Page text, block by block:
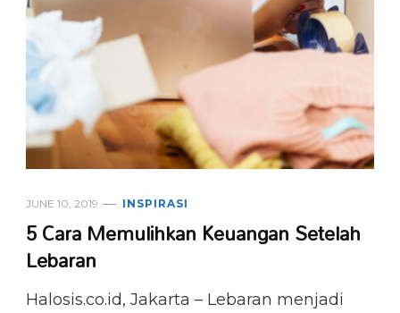
JUNE 10, 2019 INSPIRASI
5 Cara Memulihkan Keuangan Setelah
Lebaran
Halosis.co.id, Jakarta – Lebaran menjadi